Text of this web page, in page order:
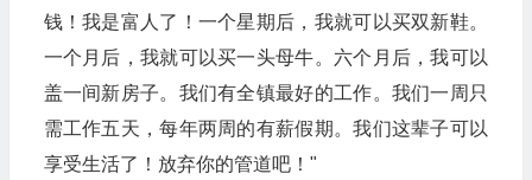
钱！我是富人了！一个星期后，我就可以买双新鞋。
一个月后，我就可以买一头母牛。六个月后，我可以
盖一间新房子。我们有全镇最好的工作。我们一周只
需工作五天，每年两周的有薪假期。我们这辈子可以
享受生活了！放弃你的管道吧！"